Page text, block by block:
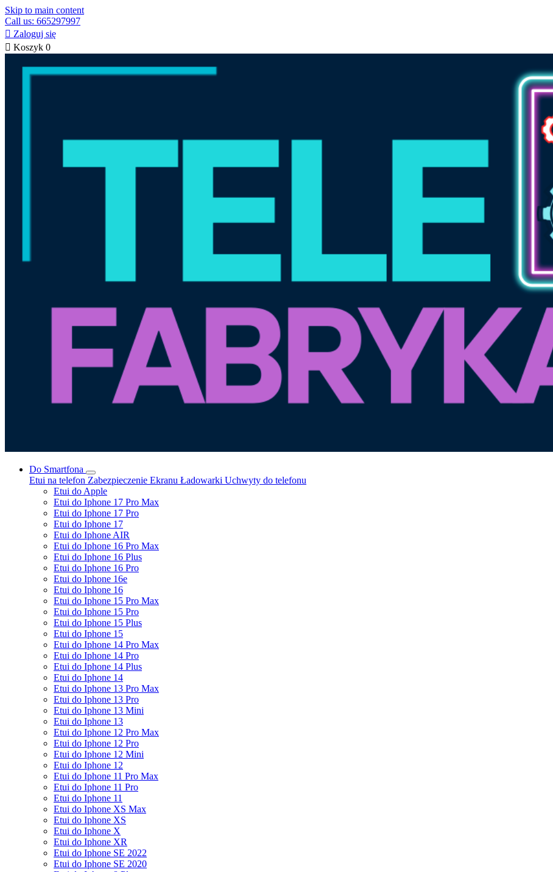
Skip to main content
Call us: 665297997
 Zaloguj się
 Koszyk 0
Do Smartfona
Etui na telefon Zabezpieczenie Ekranu Ładowarki Uchwyty do telefonu
Etui do Apple
Etui do Iphone 17 Pro Max
Etui do Iphone 17 Pro
Etui do Iphone 17
Etui do Iphone AIR
Etui do Iphone 16 Pro Max
Etui do Iphone 16 Plus
Etui do Iphone 16 Pro
Etui do Iphone 16e
Etui do Iphone 16
Etui do Iphone 15 Pro Max
Etui do Iphone 15 Pro
Etui do Iphone 15 Plus
Etui do Iphone 15
Etui do Iphone 14 Pro Max
Etui do Iphone 14 Pro
Etui do Iphone 14 Plus
Etui do Iphone 14
Etui do Iphone 13 Pro Max
Etui do Iphone 13 Pro
Etui do Iphone 13 Mini
Etui do Iphone 13
Etui do Iphone 12 Pro Max
Etui do Iphone 12 Pro
Etui do Iphone 12 Mini
Etui do Iphone 12
Etui do Iphone 11 Pro Max
Etui do Iphone 11 Pro
Etui do Iphone 11
Etui do Iphone XS Max
Etui do Iphone XS
Etui do Iphone X
Etui do Iphone XR
Etui do Iphone SE 2022
Etui do Iphone SE 2020